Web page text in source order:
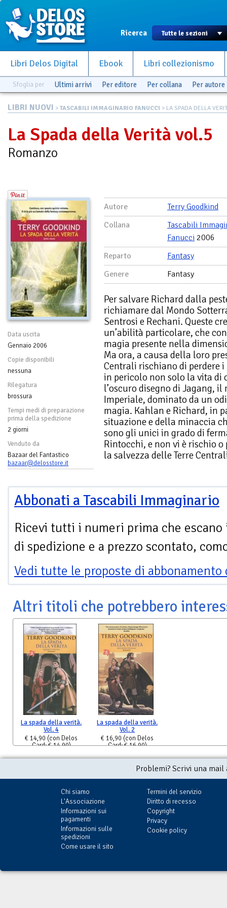
Ricerca
Libri Delos Digital Ebook Libri collezionismo
Sfoglia per Ultimi arrivi Per editore Per collana Per autore
LIBRI NUOVI > TASCABILI IMMAGINARIO FANUCCI > LA SPADA DELLA
La Spada della Verità vol.5
Romanzo
Data uscita
Gennaio 2006
Copie disponibili
nessuna
Rilegatura
brossura
Tempi medi di preparazione
prima della spedizione
2 giorni
Venduto da
Bazaar del Fantastico
bazaar@delosstore.it
Autore
Terry Goodkind
Collana
Tascabili
Fanucci 2006
Reparto
Fantasy
Genere
Fantasy
Per salvare Richard dalla
richiamare dal Mondo
Sentrosi e Rechani. Queste
un’abilità particolare, che
magia presente nella
Ma ora, a causa della loro
Centrali rischiano di perdere
in pericolo non solo la vita di
l’oscuro disegno di Jagang,
Imperiale, dominato da un
magia. Kahlan e Richard, in
situazione e della minaccia
sono gli unici in grado di
Rintocchi, e non vi è rischio
la salvezza delle Terre
Abbonati a Tascabili Immaginario
Ricevi tutti i numeri prima che escano
di spedizione e a prezzo scontato,
Vedi tutte le proposte di
Altri titoli che potrebbero
La spada della verità.
Vol. 4
€ 14,90 (con Delos
Card: € 14,90)
La spada della verità.
Vol. 2
€ 16,90 (con Delos
Card: € 16,90)
Problemi? Scrivi una
Chi siamo
L'Associazione
Informazioni sui
pagamenti
Informazioni sulle
spedizioni
Come usare il sito
Termini del servizio
Diritto di recesso
Copyright
Privacy
Cookie policy